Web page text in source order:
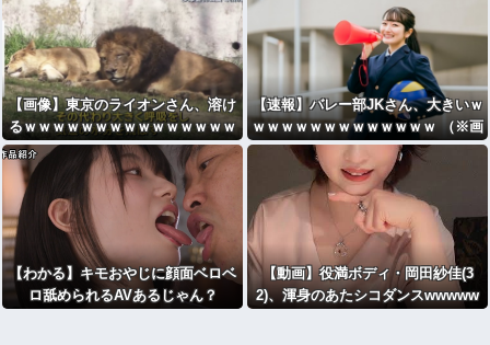
【画像】東京のライオンさん、溶け
るｗｗｗｗｗｗｗｗｗｗｗｗｗｗｗ
ｗｗｗｗｗｗｗ
【速報】バレー部JKさん、大きいｗ
ｗｗｗｗｗｗｗｗｗｗｗｗｗ （※画
像あり）
【わかる】キモおやじに顔面ベロベ
ロ舐められるAVあるじゃん？
【動画】役満ボディ・岡田紗佳(3
2)、渾身のあたシコダンスwwwww